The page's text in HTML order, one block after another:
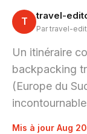
T travel-
Par travel-
Un itinéraire
backpacking
(Europe du
Mis à jour Aug